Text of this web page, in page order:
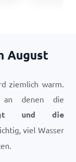
August
ziemlich warm.
denen die
und die
viel Wasser